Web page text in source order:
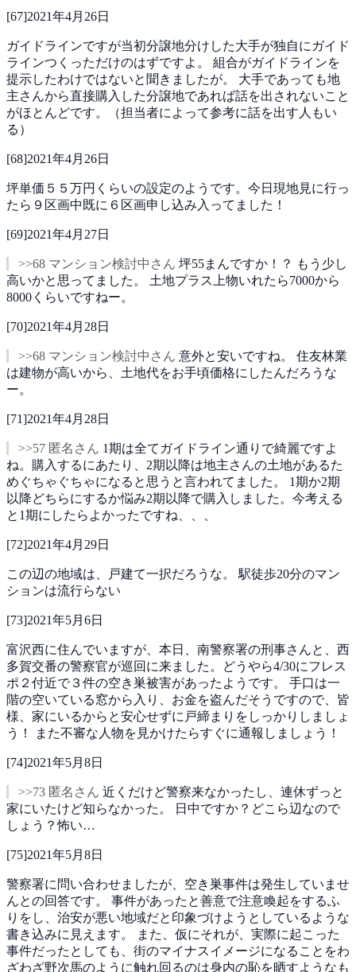
[67]2021年4月26日
ガイドラインですが当初分譲地分けした大手が独自にガイド
ラインつくっただけのはずですよ。 組合がガイドラインを
提示したわけではないと聞きましたが。 大手であっても地
主さんから直接購入した分譲地であれば話を出されないこと
がほとんどです。（担当者によって参考に話を出す人もい
る）
[68]2021年4月26日
坪単価５５万円くらいの設定のようです。今日現地見に行っ
たら９区画中既に６区画申し込み入ってました！
[69]2021年4月27日
>>68 マンション検討中さん 坪55まんですか！？
もう少し
高いかと思ってました。 土地プラス上物いれたら7000から
8000くらいですねー。
[70]2021年4月28日
>>68 マンション検討中さん 意外と安いですね。 住友林業
は建物が高いから、土地代をお手頃価格にしたんだろうな
ー。
[71]2021年4月28日
>>57 匿名さん 1期は全てガイドライン通りで綺麗ですよ
ね。購入するにあたり、2期以降は地主さんの土地があるた
めぐちゃぐちゃになると思うと言われてました。 1期か2期
以降どちらにするか悩み2期以降で購入しました。今考える
と1期にしたらよかったですね、、、
[72]2021年4月29日
この辺の地域は、戸建て一択だろうな。 駅徒歩20分のマン
ションは流行らない
[73]2021年5月6日
富沢西に住んでいますが、本日、南警察署の刑事さんと、西
多賀交番の警察官が巡回に来ました。どうやら4/30にフレス
ポ２付近で３件の空き巣被害があったようです。 手口は一
階の空いている窓から入り、お金を盗んだそうですので、皆
様、家にいるからと安心せずに戸締まりをしっかりしましょ
う！
また不審な人物を見かけたらすぐに通報しましょう！
[74]2021年5月8日
>>73 匿名さん 近くだけど警察来なかったし、連休ずっと
家にいたけど知らなかった。
日中ですか？どこら辺なので
しょう？怖い…
[75]2021年5月8日
警察署に問い合わせましたが、空き巣事件は発生していませ
んとの回答です。 事件があったと善意で注意喚起をするふ
りをし、治安が悪い地域だと印象づけようとしているような
書き込みに見えます。
また、仮にそれが、実際に起こった
事件だったとしても、街のマイナスイメージになることをわ
ざわざ野次馬のように触れ回るのは身内の恥を晒すようなも